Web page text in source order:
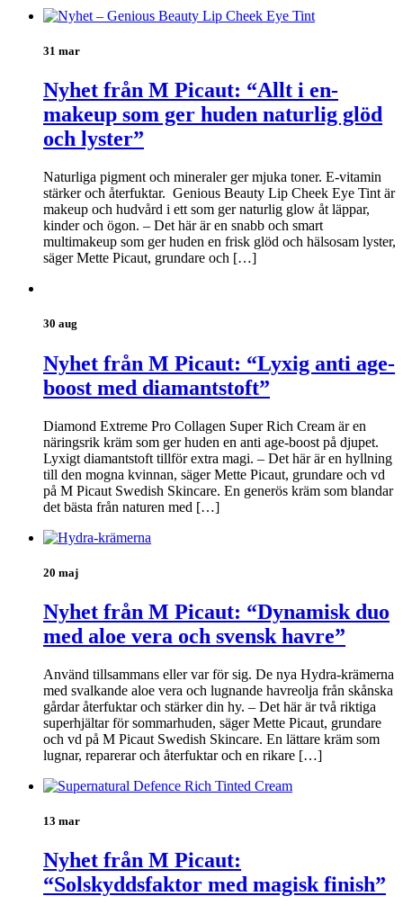
31 mar
Nyhet från M Picaut: “Allt i en-
makeup som ger huden naturlig glöd
och lyster”
Naturliga pigment och mineraler ger mjuka toner. E-vitamin
stärker och återfuktar. Genious Beauty Lip Cheek Eye Tint är
makeup och hudvård i ett som ger naturlig glow åt läppar,
kinder och ögon. – Det här är en snabb och smart
multimakeup som ger huden en frisk glöd och hälsosam lyster,
säger Mette Picaut, grundare och […]
30 aug
Nyhet från M Picaut: “Lyxig anti age-
boost med diamantstoft”
Diamond Extreme Pro Collagen Super Rich Cream är en
näringsrik kräm som ger huden en anti age-boost på djupet.
Lyxigt diamantstoft tillför extra magi. – Det här är en hyllning
till den mogna kvinnan, säger Mette Picaut, grundare och vd
på M Picaut Swedish Skincare. En generös kräm som blandar
det bästa från naturen med […]
20 maj
Nyhet från M Picaut: “Dynamisk duo
med aloe vera och svensk havre”
Använd tillsammans eller var för sig. De nya Hydra-krämerna
med svalkande aloe vera och lugnande havreolja från skånska
gårdar återfuktar och stärker din hy. – Det här är två riktiga
superhjältar för sommarhuden, säger Mette Picaut, grundare
och vd på M Picaut Swedish Skincare. En lättare kräm som
lugnar, reparerar och återfuktar och en rikare […]
13 mar
Nyhet från M Picaut:
“Solskyddsfaktor med magisk finish”